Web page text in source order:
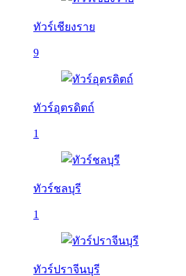
ทัวร์เชียงราย
9
ทัวร์อุตรดิตถ์
1
ทัวร์ชลบุรี
1
ทัวร์ปราจีนบุรี